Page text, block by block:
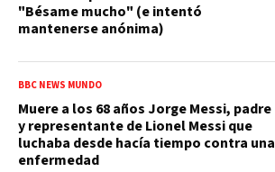
"Bésame mucho" (e intentó
mantenerse anónima)
BBC NEWS MUNDO
Muere a los 68 años Jorge Messi, padre
y representante de Lionel Messi que
luchaba desde hacía tiempo contra una
enfermedad